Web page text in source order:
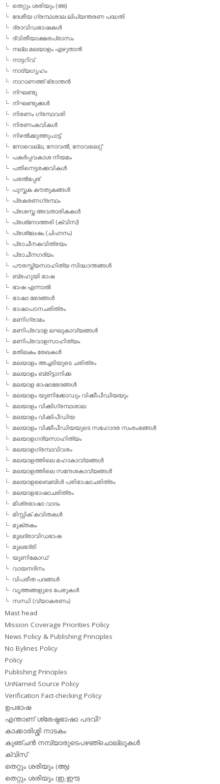
തെറ്റും ശരിയും (അ)
ദേശീയ ഗ്രന്ഥശാല ലിപ്യന്തരണ പദ്ധതി
ദ്രാവിഡഭാഷകള്‍
ദ്വിതീയാക്ഷരപ്രാസം
നല്ല മലയാളം എഴുതാന്‍
നാട്ടറിവ്
നാട്യഗൃഹം
നാറാണത്ത് ഭ്രാന്തന്‍
നിഘണ്ടു
നിഘണ്ടുക്കള്‍
നിരണം ഗ്രന്ഥവരി
നിരണംകവികള്‍
നിഴല്‍ക്കുത്തുപാട്ട്
നോവെല്ല, നോവല്‍, നോവലെറ്റ്
പകര്‍പ്പവകാശ നിയമം
പതിനെട്ടരക്കവികള്‍
പരല്‍പ്പേര്
പുസ്തക കൗതുകങ്ങള്‍
പ്രകരണഗ്രന്ഥം
പ്രശസ്ത അവതാരികകള്‍
പ്രശ്‌നോത്തരി (ക്വിസ്)
പ്രശ്ലേഷം (ചിഹ്നനം)
പ്രാചീനകവിത്രയം
പ്രാചീനഗദ്യം
പൗരസ്ത്യസാഹിത്യ സിദ്ധാന്തങ്ങള്‍
ബ്രഹൂയി ഭാഷ
ഭാഷ എന്നാല്‍
ഭാഷാ ഭേദങ്ങള്‍
ഭാഷാപഠനചരിത്രം
മണിഗ്രാമം
മണിപ്രവാള ലഘുകാവ്യങ്ങള്‍
മണിപ്രവാളസാഹിത്യം
മതിലകം രേഖകള്‍
മലയാളം അച്ചടിയുടെ ചരിത്രം
മലയാളം ബ്രിട്ടാനിക്ക
മലയാള ഭാഷാഭേദങ്ങള്‍
മലയാളം യൂണിക്കോഡും വിക്കീപീഡിയയും
മലയാളം വിക്കിഗ്രന്ഥശാല
മലയാളം വിക്കിപീഡിയ
മലയാളം വിക്കീപീഡിയയുടെ സഹോദര സംരംഭങ്ങള്‍
മലയാളഗദ്യസാഹിത്യം
മലയാളഗ്രന്ഥവിവരം
മലയാളത്തിലെ മഹാകാവ്യങ്ങള്‍
മലയാളത്തിലെ സന്ദേശകാവ്യങ്ങള്‍
മലയാളബൈബിള്‍ പരിഭാഷാചരിത്രം
മലയാളഭാഷാചരിത്രം
മിശ്രഭാഷാ വാദം
മിസ്റ്റിക് കവിതകള്‍
മുക്തകം
മൂലദ്രാവിഡഭാഷ
മൂലഭദ്രി
യൂണികോഡ്
വായനദിനം
വിപരീത പദങ്ങള്‍
വൃത്തങ്ങളുടെ പേരുകള്‍
സന്ധി (വ്യാകരണം)
Mast head
Mission Coverage Priorities Policy
News Policy & Publishing Principles
No Bylines Policy
Policy
Publishing Principles
UnNamed Source Policy
Verification Fact-checking Policy
ഉപഭാഷ
എന്താണ് ശ്രേഷ്ഠഭാഷാ പദവി?
കാക്കാരിശ്ശി നാടകം
കുഞ്ചന്‍ നമ്പ്യാരുടെപഴഞ്ചൊല്ലുകള്‍
ക്വിസ്
തെറ്റും ശരിയും (ആ)
തെറ്റും ശരിയും (ഇ,ഈ)